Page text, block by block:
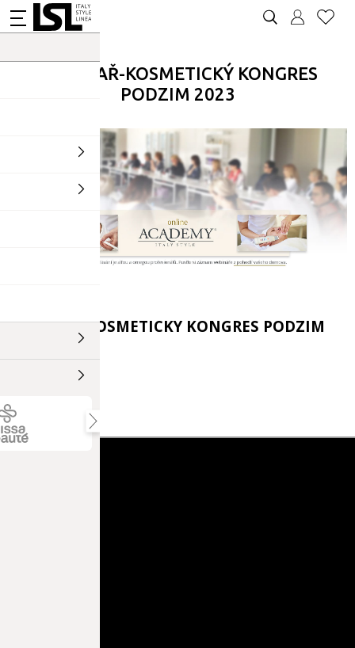
WEBINAŘ-KOSMETICKÝ KONGRES
PODZIM 2023
WEBINAŘ-KOSMETICKY KONGRES PODZIM